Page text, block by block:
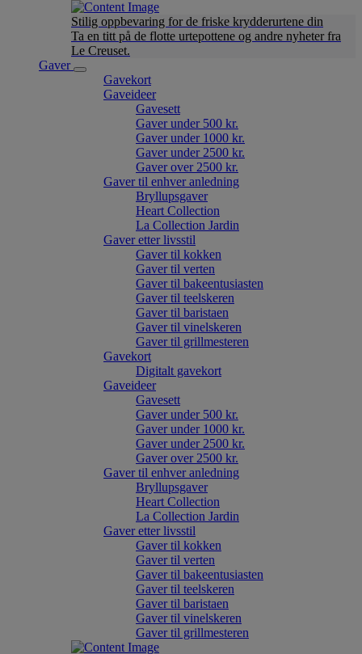
Stilig oppbevaring for de friske krydderurtene din
Ta en titt på de flotte urtepottene og andre nyheter fra
Le Creuset.
Gaver
Gavekort
Gaveideer
Gavesett
Gaver under 500 kr.
Gaver under 1000 kr.
Gaver under 2500 kr.
Gaver over 2500 kr.
Gaver til enhver anledning
Bryllupsgaver
Heart Collection
La Collection Jardin
Gaver etter livsstil
Gaver til kokken
Gaver til verten
Gaver til bakeentusiasten
Gaver til teelskeren
Gaver til baristaen
Gaver til vinelskeren
Gaver til grillmesteren
Gavekort
Digitalt gavekort
Gaveideer
Gavesett
Gaver under 500 kr.
Gaver under 1000 kr.
Gaver under 2500 kr.
Gaver over 2500 kr.
Gaver til enhver anledning
Bryllupsgaver
Heart Collection
La Collection Jardin
Gaver etter livsstil
Gaver til kokken
Gaver til verten
Gaver til bakeentusiasten
Gaver til teelskeren
Gaver til baristaen
Gaver til vinelskeren
Gaver til grillmesteren